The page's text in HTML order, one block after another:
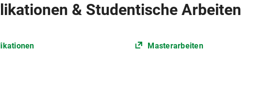
& Studentische Arbeiten
Masterarbeiten